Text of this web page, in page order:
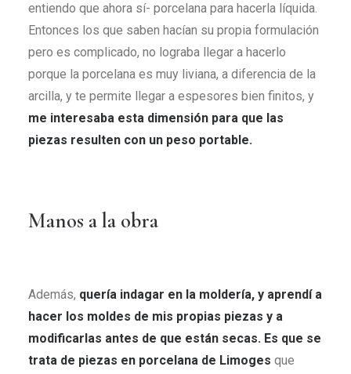
entiendo que ahora sí- porcelana para hacerla líquida.
Entonces los que saben hacían su propia formulación
pero es complicado, no lograba llegar a hacerlo
porque la porcelana es muy liviana, a diferencia de la
arcilla, y te permite llegar a espesores bien finitos, y
me interesaba esta dimensión para que las
piezas resulten con un peso portable.
Manos a la obra
Además, quería indagar en la moldería, y aprendí a
hacer los moldes de mis propias piezas y a
modificarlas antes de que están secas. Es que se
trata de piezas en porcelana de Limoges que